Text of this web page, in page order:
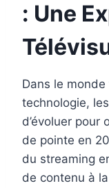
: Une
Dans le
technologie,
d’évoluer pour
de pointe en
du streaming
de contenu à